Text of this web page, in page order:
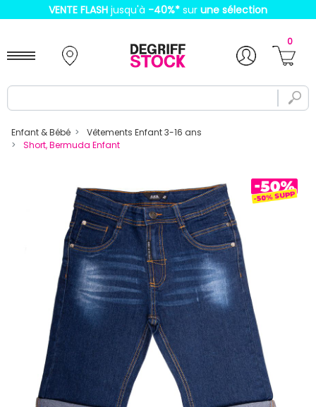
VENTE FLASH jusqu'à -40%* sur une sélection
0
Enfant & Bébé
Vêtements Enfant 3-16 ans
Short, Bermuda Enfant